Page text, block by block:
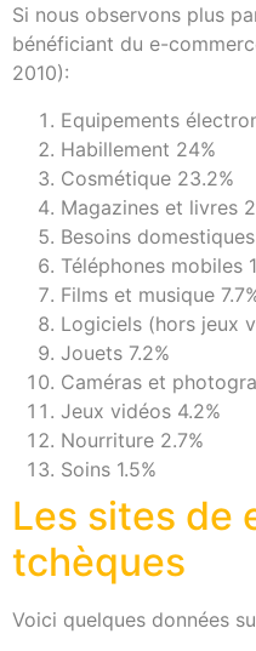
Si nous observons plus
bénéficiant du e-
2010):
Equipements
Habillement 24%
Cosmétique 23.2%
Magazines et livres
Besoins
Téléphones mobiles
Films et musique
Logiciels (hors jeux
Jouets 7.2%
Caméras et
Jeux vidéos 4.2%
Nourriture 2.7%
Soins 1.5%
Les sites de
tchèques
Voici quelques données